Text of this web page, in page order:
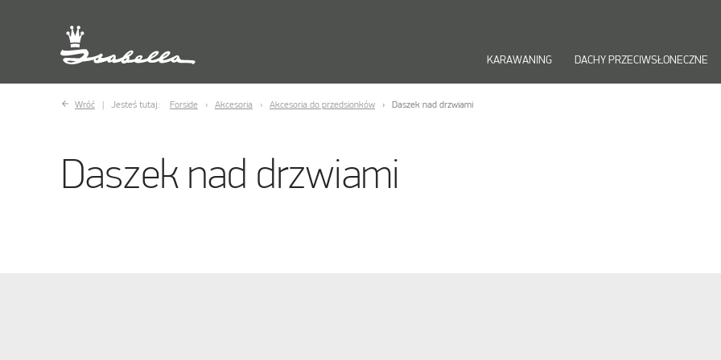
KARAWANING DACHY PRZECIWSŁONECZNE
Wróć Jesteś tutaj: Forside Akcesoria Akcesoria do przedsionków Daszek nad drzwiami
Daszek nad drzwiami